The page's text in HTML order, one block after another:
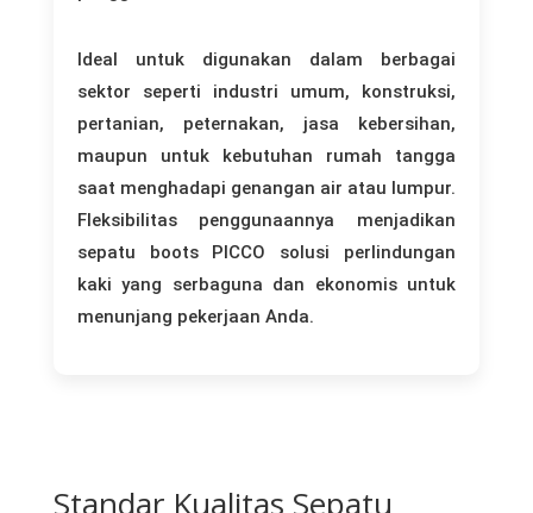
Ideal untuk digunakan dalam berbagai
sektor seperti industri umum, konstruksi,
pertanian, peternakan, jasa kebersihan,
maupun untuk kebutuhan rumah tangga
saat menghadapi genangan air atau lumpur.
Fleksibilitas penggunaannya menjadikan
sepatu boots PICCO solusi perlindungan
kaki yang serbaguna dan ekonomis untuk
menunjang pekerjaan Anda.
Standar Kualitas Sepatu